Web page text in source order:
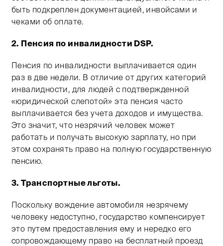
быть подкреплен документацией, инвойсами и
чеками об оплате.
2. Пенсия по инвалидности DSP.
Пенсия по инвалидности выплачивается один
раз в две недели. В отличие от других категорий
инвалидности, для людей с подтвержденной
«юридической слепотой» эта пенсия часто
выплачивается без учета доходов и имущества.
Это значит, что незрячий человек может
работать и получать высокую зарплату, но при
этом сохранять право на полную государственную
пенсию.
3. Транспортные льготы.
Поскольку вождение автомобиля незрячему
человеку недоступно, государство компенсирует
это путем предоставления ему и нередко его
сопровождающему право на бесплатный проезд